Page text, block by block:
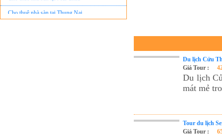
Cho thuê nhà sàn tại Thung Nai
Nhà sàn tại Đảo Dừa Thung Nai
Du lịch Cửu
Giá Tour :
Du lịch
mát mẻ
Tour du lịch
Giá Tour :